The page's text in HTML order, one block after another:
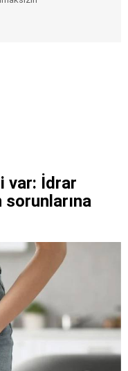
var: İdrar
sorunlarına